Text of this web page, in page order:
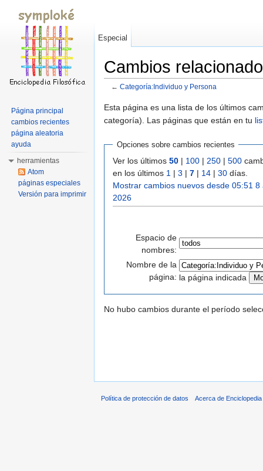
Cambios
← Categoría:Individuo y Persona
Esta página es una lista de los últimos
categoría). Las páginas que están en tu
Opciones sobre cambios recientes
Ver los últimos 50 | 100 | 250 | 500
en los últimos 1 | 3 | 7 | 14 | 30 días.
Mostrar cambios nuevos desde 05:51 8
2026
Espacio de
nombres:
Nombre de la
página: la página indicada
No hubo cambios durante el período
Especial
Página principal
cambios recientes
página aleatoria
ayuda
herramientas
Atom
páginas especiales
Versión para imprimir
Política de protección de datos Acerca de